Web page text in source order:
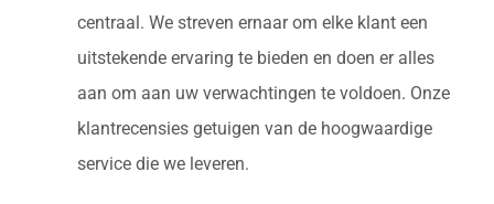
centraal. We streven ernaar om elke klant een
uitstekende ervaring te bieden en doen er alles
aan om aan uw verwachtingen te voldoen. Onze
klantrecensies getuigen van de hoogwaardige
service die we leveren.